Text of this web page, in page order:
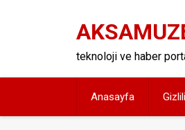
teknoloji ve haber
Anasayfa